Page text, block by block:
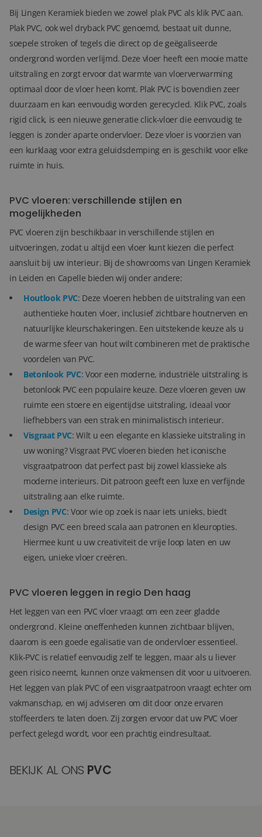
Bij Lingen Keramiek bieden we zowel plak PVC als klik PVC aan.
Plak PVC, ook wel dryback PVC genoemd, bestaat uit dunne,
soepele stroken of tegels die direct op de geëgaliseerde
ondergrond worden verlijmd. Deze vloer heeft een mooie matte
uitstraling en zorgt ervoor dat warmte van vloerverwarming
optimaal door de vloer heen komt. Plak PVC is bovendien zeer
duurzaam en kan eenvoudig worden gerecycled. Klik PVC, zoals
rigid click, is een nieuwe generatie click-vloer die eenvoudig te
leggen is zonder aparte ondervloer. Deze vloer is voorzien van
een kurklaag voor extra geluidsdemping en is geschikt voor elke
ruimte in huis.
PVC vloeren: verschillende stijlen en
mogelijkheden
PVC vloeren zijn beschikbaar in verschillende stijlen en
uitvoeringen, zodat u altijd een vloer kunt kiezen die perfect
aansluit bij uw interieur. Bij de showrooms van Lingen Keramiek
in Leiden en Capelle bieden wij onder andere:
Houtlook PVC: Deze vloeren hebben de uitstraling van een
authentieke houten vloer, inclusief zichtbare houtnerven en
natuurlijke kleurschakeringen. Een uitstekende keuze als u
de warme sfeer van hout wilt combineren met de praktische
voordelen van PVC.
Betonlook PVC: Voor een moderne, industriële uitstraling is
betonlook PVC een populaire keuze. Deze vloeren geven uw
ruimte een stoere en eigentijdse uitstraling, ideaal voor
liefhebbers van een strak en minimalistisch interieur.
Visgraat PVC: Wilt u een elegante en klassieke uitstraling in
uw woning? Visgraat PVC vloeren bieden het iconische
visgraatpatroon dat perfect past bij zowel klassieke als
moderne interieurs. Dit patroon geeft een luxe en verfijnde
uitstraling aan elke ruimte.
Design PVC: Voor wie op zoek is naar iets unieks, biedt
design PVC een breed scala aan patronen en kleuropties.
Hiermee kunt u uw creativiteit de vrije loop laten en uw
eigen, unieke vloer creëren.
PVC vloeren leggen in regio Den haag
Het leggen van een PVC vloer vraagt om een zeer gladde
ondergrond. Kleine oneffenheden kunnen zichtbaar blijven,
daarom is een goede egalisatie van de ondervloer essentieel.
Klik-PVC is relatief eenvoudig zelf te leggen, maar als u liever
geen risico neemt, kunnen onze vakmensen dit voor u uitvoeren.
Het leggen van plak PVC of een visgraatpatroon vraagt echter om
vakmanschap, en wij adviseren om dit door onze ervaren
stoffeerders te laten doen. Zij zorgen ervoor dat uw PVC vloer
perfect gelegd wordt, voor een prachtig eindresultaat.
BEKIJK AL ONS PVC